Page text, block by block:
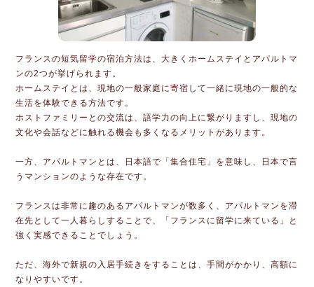
フランスの短気留学の宿泊方法は、大きくホームステイとアパルトマ
ンの2つが挙げられます。
ホームステイとは、現地の一般家庭に寄宿して一緒に現地の一般的な
生活を体験できる方法です。
ホストファミリーとの交流は、語学力の向上に繋がりますし、現地の
文化や会話などに触れる機会も多くなるメリットがあります。
一方、アパルトマンとは、日本語で「集合住宅」を意味し、日本で言
うマンションのような存在です。
フランスは非常に趣のあるアパルトマンが数多く、アパルトマンを滞
在先として一人暮らしすることで、「フランスに留学に来ている」と
強く実感できることでしょう。
ただ、海外で新規の入居手続きをすることは、手間がかかり、高額に
なりやすいです。